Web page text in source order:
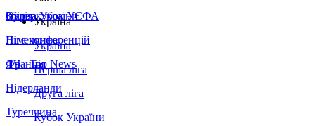
Збірна України
Італія
Німеччина
Франція
Нідерланди
Туреччина
Суперкубок УЄФА
Ліга конференцій
ЛЧ - Top News
Україна
Україна
Перша ліга
Друга ліга
Кубок України